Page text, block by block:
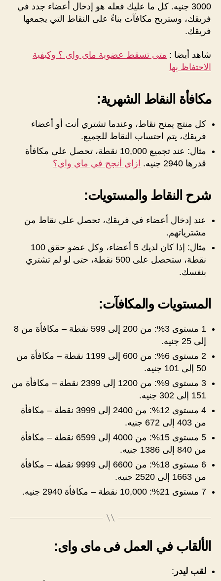
3000 جنيه. كل ما عليك فعله هو إدخال أعضاء جدد في
فريقك، وستربح مكافآت بناءً على النقاط التي يجمعها
فريقك.
شاهد أيضا : متى تسقط عضوية ماى واى ؟ وكيفية
الاحتفاظ بها
مكافأة النقاط الشهرية:
كل منتج يمنح نقاط، وعندما تشتري أنت أو أعضاء
فريقك، يتم احتساب النقاط للجميع.
مثال: عند تجميع 10,000 نقطة، تحصل على مكافأة
قدرها 2940 جنيه.
ازاي أنجح في ماي واي؟
شرح النقاط والمستويات:
عند إدخال أعضاء في فريقك، تحصل على نقاط من
مشترياتهم.
مثال: إذا كان لديك 5 أعضاء، وكل عضو حقق 100
نقطة، ستحصل على 500 نقطة، حتى لو لم تشتري
بنفسك.
المستويات والمكافآت:
1 مستوى 3%: من 200 إلى 599 نقطة – مكافأة من 8
إلى 25 جنيه.
2 مستوى 6%: من 600 إلى 1199 نقطة – مكافأة من
50 إلى 101 جنيه.
3 مستوى 9%: من 1200 إلى 2399 نقطة – مكافأة من
151 إلى 302 جنيه.
4 مستوى 12%: من 2400 إلى 3999 نقطة – مكافأة
من 403 إلى 672 جنيه.
5 مستوى 15%: من 4000 إلى 6599 نقطة – مكافأة
من 840 إلى 1386 جنيه.
6 مستوى 18%: من 6600 إلى 9999 نقطة – مكافأة
من 1663 إلى 2520 جنيه.
7 مستوى 21%: 10,000 نقطة – مكافأة 2940 جنيه.
الألقاب في العمل فى ماى واى:
لقب ليدر :